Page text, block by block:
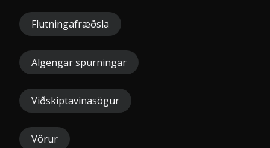
Flutningafræðsla
Algengar spurningar
Viðskiptavinasögur
Vörur